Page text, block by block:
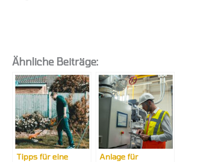
Ähnliche Beiträge:
Tipps für eine
Anlage für